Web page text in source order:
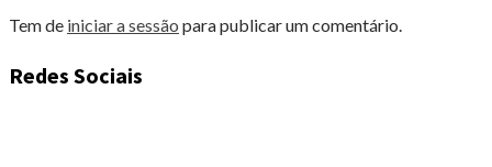
Tem de iniciar a sessão para publicar um comentário.
Redes Sociais